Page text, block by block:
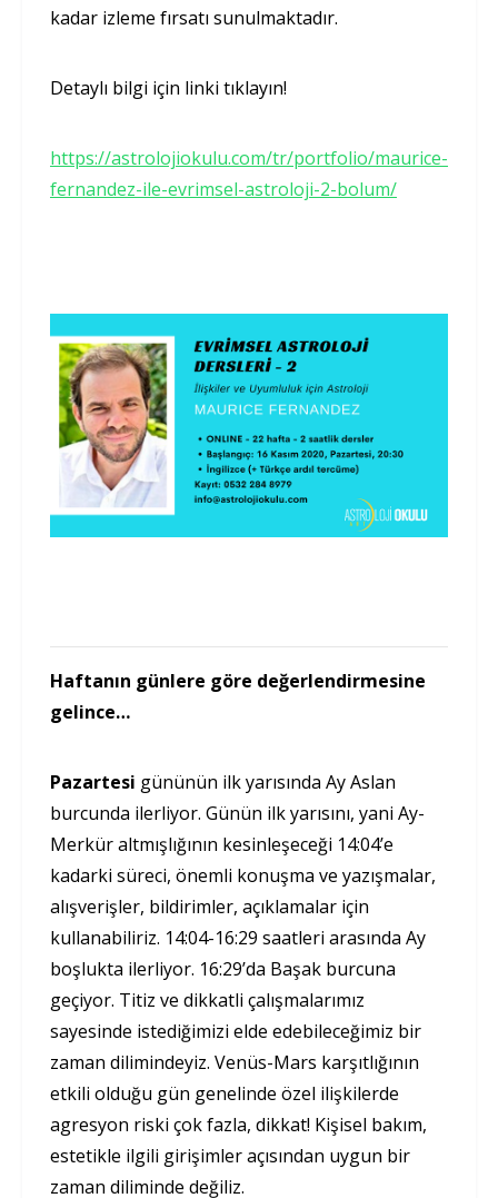
kadar izleme fırsatı sunulmaktadır.
Detaylı bilgi için linki tıklayın!
https://astrolojiokulu.com/tr/portfolio/maurice-
fernandez-ile-evrimsel-astroloji-2-bolum/
Haftanın günlere göre değerlendirmesine
gelince…
Pazartesi gününün ilk yarısında Ay Aslan
burcunda ilerliyor. Günün ilk yarısını, yani Ay-
Merkür altmışlığının kesinleşeceği 14:04’e
kadarki süreci, önemli konuşma ve yazışmalar,
alışverişler, bildirimler, açıklamalar için
kullanabiliriz. 14:04-16:29 saatleri arasında Ay
boşlukta ilerliyor. 16:29’da Başak burcuna
geçiyor. Titiz ve dikkatli çalışmalarımız
sayesinde istediğimizi elde edebileceğimiz bir
zaman dilimindeyiz. Venüs-Mars karşıtlığının
etkili olduğu gün genelinde özel ilişkilerde
agresyon riski çok fazla, dikkat! Kişisel bakım,
estetikle ilgili girişimler açısından uygun bir
zaman diliminde değiliz.